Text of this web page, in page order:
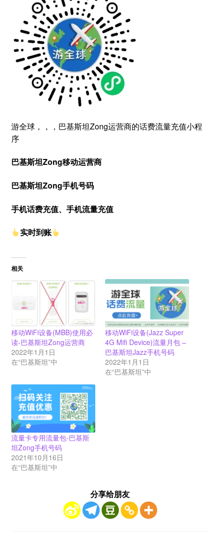
游全球，，，巴基斯坦Zong运营商的话费流量充值小程
序
巴基斯坦Zong移动运营商
巴基斯坦Zong手机号码
手机话费充值、手机流量充值
实时到账
相关
移动WiFi设备(MBB)使用必
读-巴基斯坦Zong运营商
2022年1月1日
在“巴基斯坦”中
移动WiFi设备(Jazz Super
4G Mifi Device)流量月包 –
巴基斯坦Jazz手机号码
2022年1月1日
在“巴基斯坦”中
流量卡专用流量包-巴基斯
坦Zong手机号码
2021年10月16日
在“巴基斯坦”中
分享给朋友